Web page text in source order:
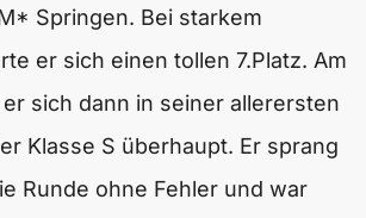
Springen. Bei starkem
er sich einen tollen 7.Platz. Am
sich dann in seiner allerersten
Klasse S überhaupt. Er sprang
Runde ohne Fehler und war